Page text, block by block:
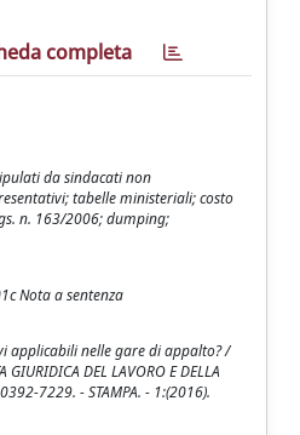
completa
da sindacati non
tabelle ministeriali; costo
n. 163/2006; dumping;
Nota a sentenza
applicabili nelle gare di appalto? /
DEL LAVORO E DELLA
0392-7229. - STAMPA. - 1:(2016).